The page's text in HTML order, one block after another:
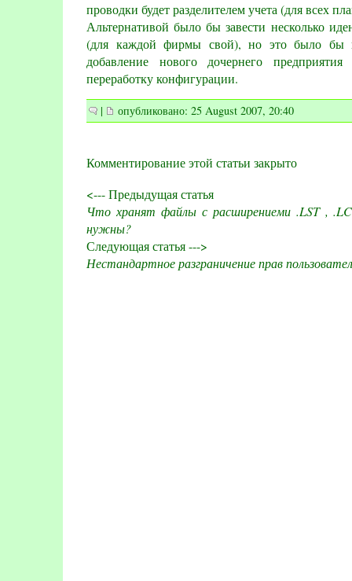
проводки будет разделителем учета (для всех
Альтернативой было бы завести несколько
(для каждой фирмы свой), но это было бы
добавление нового дочернего
переработку конфигурации.
| опубликовано: 25 August 2007, 20:40
Комментирование этой статьи закрыто
<--- Предыдущая статья
Что хранят файлы с расширениеми .LST ,
нужны?
Следующая статья --->
Нестандартное разграничение прав